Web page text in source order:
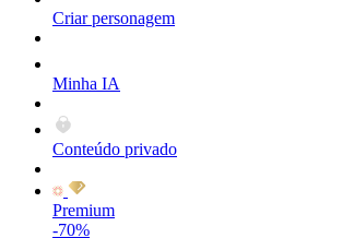
Criar personagem
Minha IA
Conteúdo privado
Premium
-70%